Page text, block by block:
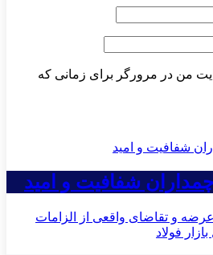
من در مرورگر برای زمانی که
شفافیت و امید